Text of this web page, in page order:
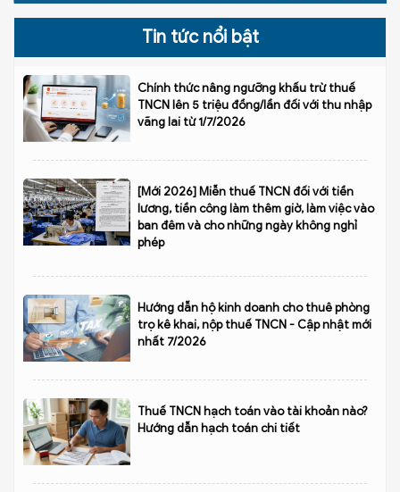
Tin tức nổi bật
Chính thức nâng ngưỡng khấu trừ thuế
TNCN lên 5 triệu đồng/lần đối với thu nhập
vãng lai từ 1/7/2026
[Mới 2026] Miễn thuế TNCN đối với tiền
lương, tiền công làm thêm giờ, làm việc vào
ban đêm và cho những ngày không nghỉ
phép
Hướng dẫn hộ kinh doanh cho thuê phòng
trọ kê khai, nộp thuế TNCN - Cập nhật mới
nhất 7/2026
Thuế TNCN hạch toán vào tài khoản nào?
Hướng dẫn hạch toán chi tiết